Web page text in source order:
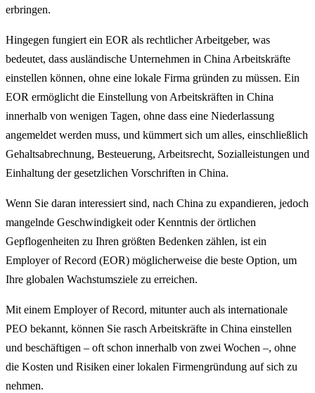
erbringen.
Hingegen fungiert ein EOR als rechtlicher Arbeitgeber, was
bedeutet, dass ausländische Unternehmen in China Arbeitskräfte
einstellen können, ohne eine lokale Firma gründen zu müssen. Ein
EOR ermöglicht die Einstellung von Arbeitskräften in China
innerhalb von wenigen Tagen, ohne dass eine Niederlassung
angemeldet werden muss, und kümmert sich um alles, einschließlich
Gehaltsabrechnung, Besteuerung, Arbeitsrecht, Sozialleistungen und
Einhaltung der gesetzlichen Vorschriften in China.
Wenn Sie daran interessiert sind, nach China zu expandieren, jedoch
mangelnde Geschwindigkeit oder Kenntnis der örtlichen
Gepflogenheiten zu Ihren größten Bedenken zählen, ist ein
Employer of Record (EOR) möglicherweise die beste Option, um
Ihre globalen Wachstumsziele zu erreichen.
Mit einem Employer of Record, mitunter auch als internationale
PEO bekannt, können Sie rasch Arbeitskräfte in China einstellen
und beschäftigen – oft schon innerhalb von zwei Wochen –, ohne
die Kosten und Risiken einer lokalen Firmengründung auf sich zu
nehmen.